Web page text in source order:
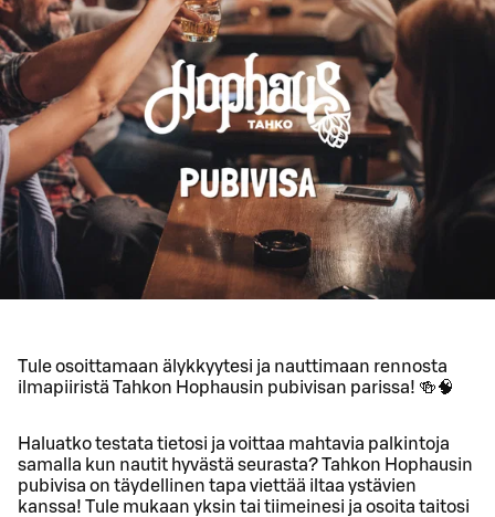
Tule osoittamaan älykkyytesi ja nauttimaan rennosta
ilmapiiristä Tahkon Hophausin pubivisan parissa! 🍻🧠
Haluatko testata tietosi ja voittaa mahtavia palkintoja
samalla kun nautit hyvästä seurasta? Tahkon Hophausin
pubivisa on täydellinen tapa viettää iltaa ystävien
kanssa! Tule mukaan yksin tai tiimeinesi ja osoita taitosi